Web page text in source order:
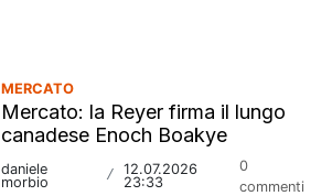
MERCATO
Mercato: la Reyer firma il lungo
canadese Enoch Boakye
daniele
morbio
/
12.07.2026
23:33
0
commenti